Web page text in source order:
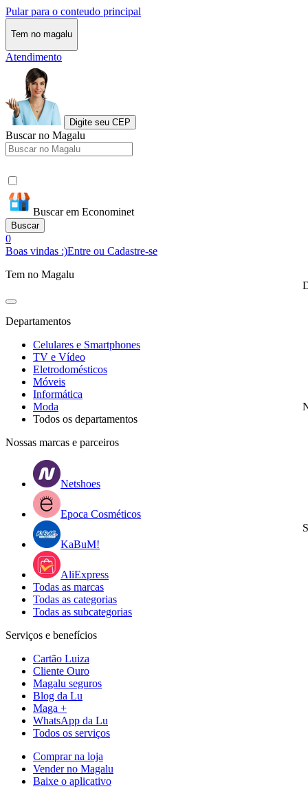
Pular para o conteudo principal
Tem no magalu
Atendimento
Digite seu CEP
Buscar no Magalu
Buscar em Econominet
Buscar
0
Boas vindas :)Entre ou Cadastre-se
Tem no Magalu
Departamentos
Celulares e Smartphones
TV e Vídeo
Eletrodomésticos
Móveis
Informática
Moda
Todos os departamentos
Nossas marcas e parceiros
Netshoes
Epoca Cosméticos
KaBuM!
AliExpress
Todas as marcas
Todas as categorias
Todas as subcategorias
Serviços e benefícios
Cartão Luiza
Cliente Ouro
Magalu seguros
Blog da Lu
Maga +
WhatsApp da Lu
Todos os serviços
Comprar na loja
Vender no Magalu
Baixe o aplicativo